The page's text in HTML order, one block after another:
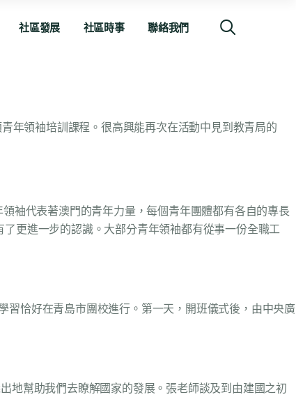
社區發展 社區時事 聯絡我們
年領袖培訓課程。很高興能再次在活動中見到教青局的
袖代表著澳門的青年力量，每個青年團體都有各自的專長
更進一步的認識。大部分青年領袖都有從事一份全職工
恰好在青島市團校進行。第一天，開班儀式後，由中央廣
地幫助我們去瞭解國家的發展。張老師談及到由建國之初